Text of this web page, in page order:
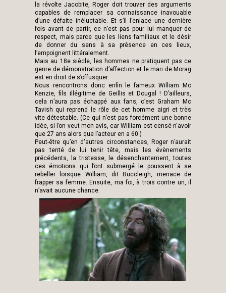
la révolte Jacobite, Roger doit trouver des arguments
capables de remplacer sa connaissance inavouable
d’une défaite inéluctable. Et s’il l’enlace une dernière
fois avant de partir, ce n’est pas pour lui manquer de
respect, mais parce que les liens familiaux et le désir
de donner du sens à sa présence en ces lieux,
l’empoignent littéralement.
Mais au 18e siècle, les hommes ne pratiquent pas ce
genre de démonstration d’affection et le mari de Morag
est en droit de s’offusquer.
Nous rencontrons donc enfin le fameux William Mc
Kenzie, fils illégitime de Geillis et Dougal ! D’ailleurs,
cela n’aura pas échappé aux fans, c’est Graham Mc
Tavish qui reprend le rôle de cet homme aigri et très
vite détestable. (Ce qui n’est pas forcément une bonne
idée, si l’on veut mon avis, car William est censé n'avoir
que 27 ans alors que l’acteur en a 60.)
Peut-être qu’en d'autres circonstances, Roger n’aurait
pas tenté de lui tenir tête, mais les évènements
précédents, la tristesse, le désenchantement, toutes
ces émotions qui l’ont submergé le poussent à se
rebeller lorsque William, dit Buccleigh, menace de
frapper sa femme. Ensuite, ma foi, à trois contre un, il
n’avait aucune chance.